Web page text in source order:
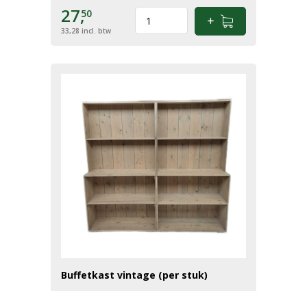
27,50
33,28 incl. btw
Buffetkast vintage (per stuk)